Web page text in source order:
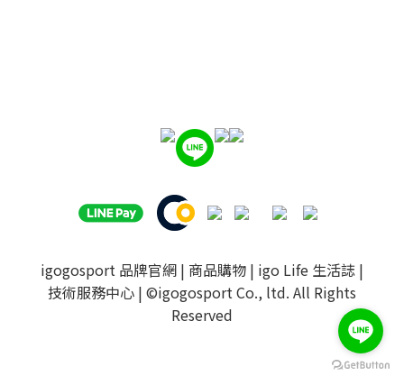
BUY NOW
igogosport 品牌官網 | 商品購物 | igo Life 生活誌 |
技術服務中心 | ©igogosport Co., ltd. All Rights
Reserved